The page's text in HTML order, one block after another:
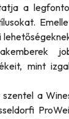
a
mint
a